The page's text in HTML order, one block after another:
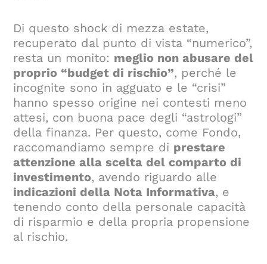
Di questo shock di mezza estate,
recuperato dal punto di vista “numerico”,
resta un monito: meglio non abusare del
proprio “budget di rischio”, perché le
incognite sono in agguato e le “crisi”
hanno spesso origine nei contesti meno
attesi, con buona pace degli “astrologi”
della finanza. Per questo, come Fondo,
raccomandiamo sempre di prestare
attenzione alla scelta del comparto di
investimento, avendo riguardo alle
indicazioni della Nota Informativa, e
tenendo conto della personale capacità
di risparmio e della propria propensione
al rischio.